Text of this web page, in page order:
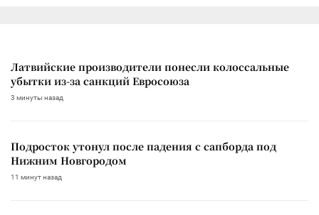
Латвийские производители понесли колоссальные
убытки из-за санкций Евросоюза
3 минуты назад
Подросток утонул после падения с сапборда под
Нижним Новгородом
11 минут назад